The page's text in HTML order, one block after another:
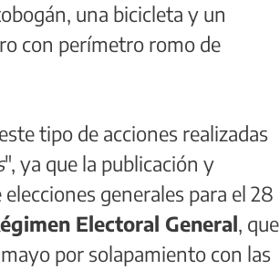
una bicicleta y un
con perímetro romo de
tipo de acciones realizadas
", ya que la publicación y
generales para el 28
Electoral General, que
por solapamiento con las